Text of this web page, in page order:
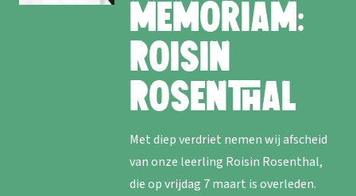
memoriam:
Roisin
Rosenthal
Met diep verdriet nemen wij afscheid
van onze leerling Roisin Rosenthal,
die op vrijdag 7 maart is overleden.